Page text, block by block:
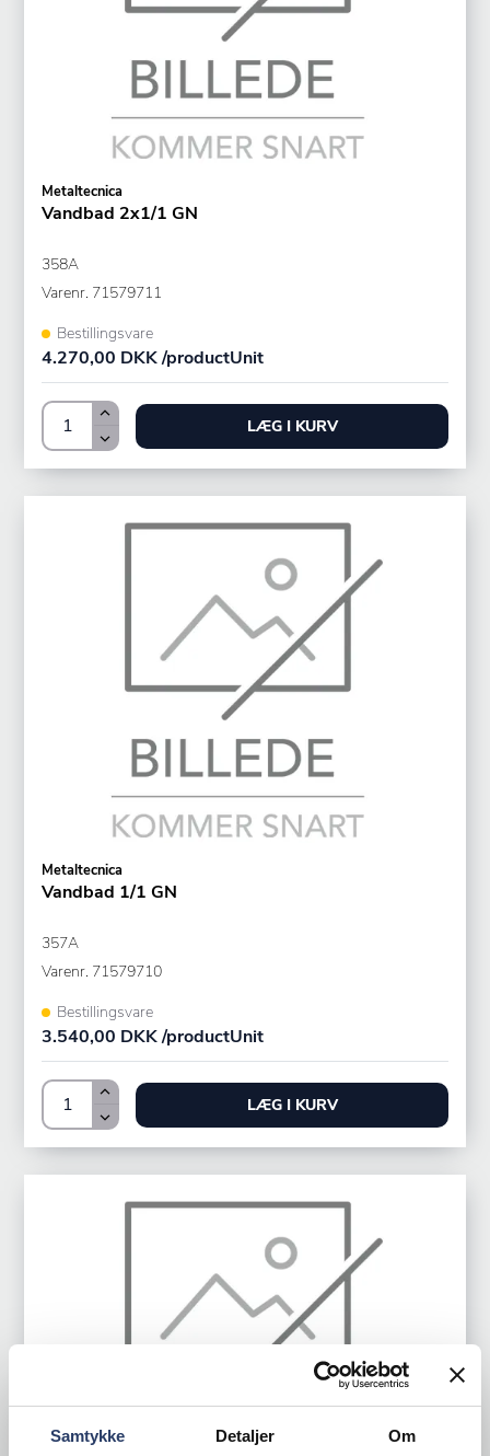
Samtykke Detaljer Om
Metaltecnica
Vandbad 2x1/1 GN
358A
Varenr. 71579711
Bestillingsvare
4.270,00 DKK /productUnit
LÆG I KURV
Metaltecnica
Vandbad 1/1 GN
357A
Varenr. 71579710
Bestillingsvare
3.540,00 DKK /productUnit
LÆG I KURV